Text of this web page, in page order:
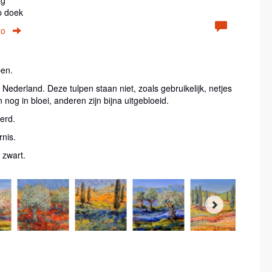
doek
Deze tulpen staan niet, zoals gebruikelijk, netjes
in bloei, anderen zijn bijna uitgebloeid.